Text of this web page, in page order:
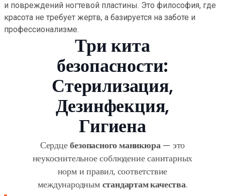
и повреждений ногтевой пластины. Это философия, где
красота не требует жертв, а базируется на заботе и
профессионализме.
Три кита
безопасности:
Стерилизация,
Дезинфекция,
Гигиена
Сердцебезопасного маникюра— это
неукоснительное соблюдение санитарных
норм и правил, соответствие
международным стандартам качества.